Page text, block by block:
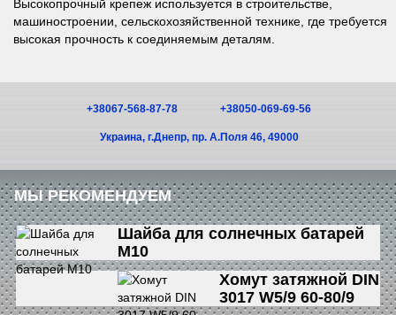
Высокопрочный крепеж используется в строительстве,
машиностроении, сельскохозяйственной технике, где требуется
высокая прочность к соединяемым деталям.
+38067-568-87-78 +38050-069-69-56
Украина, г.Днепр, пр. А.Поля 46, 49000
МЫ РЕКОМЕНДУЕМ
Шайба для солнечных батарей
М10
Хомут затяжной DIN
3017 W5/9 60-80/9